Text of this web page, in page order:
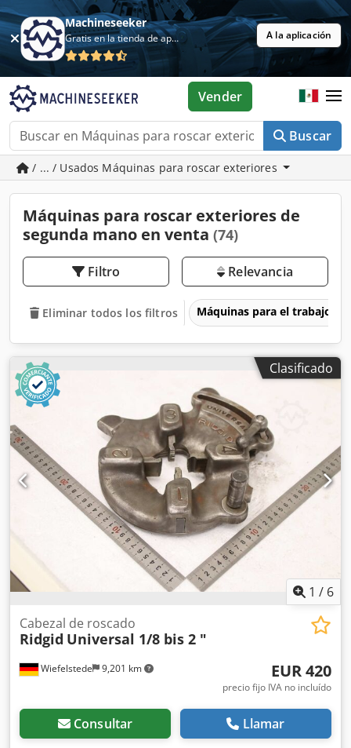
Machineseeker
Gratis en la tienda de aplicaciones A la aplicación
Buscar
Vender
/ ... / Usados Máquinas para roscar exteriores
Máquinas para roscar exteriores de
segunda mano en venta (74)
Filtro Relevancia
Eliminar todos los filtros Máquinas para el trabajo
Clasificado
1 / 6
Wiefelstede 9,201 km
Cabezal de roscado
Ridgid Universal 1/8 bis 2 "
EUR 420
precio fijo IVA no incluído
Consultar Llamar